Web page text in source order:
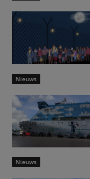
Nieuws
Nieuws